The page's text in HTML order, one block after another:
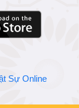
Sự Online